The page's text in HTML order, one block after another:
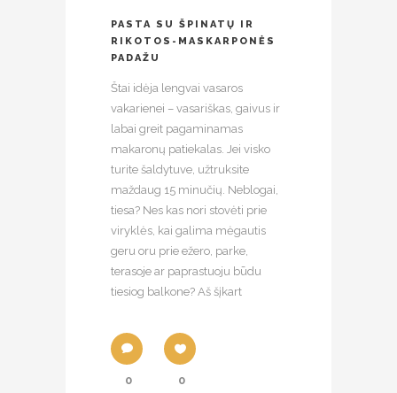
PASTA SU ŠPINATŲ IR
RIKOTOS-MASKARPONĖS
PADAŽU
Štai idėja lengvai vasaros
vakarienei – vasariškas, gaivus ir
labai greit pagaminamas
makaronų patiekalas. Jei visko
turite šaldytuve, užtruksite
maždaug 15 minučių. Neblogai,
tiesa? Nes kas nori stovėti prie
viryklės, kai galima mėgautis
geru oru prie ežero, parke,
terasoje ar paprastuoju būdu
tiesiog balkone? Aš šįkart
0 0